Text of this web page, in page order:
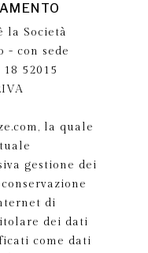
la Società
- con sede
52015
la quale
gestione dei
di
dei dati
come dati